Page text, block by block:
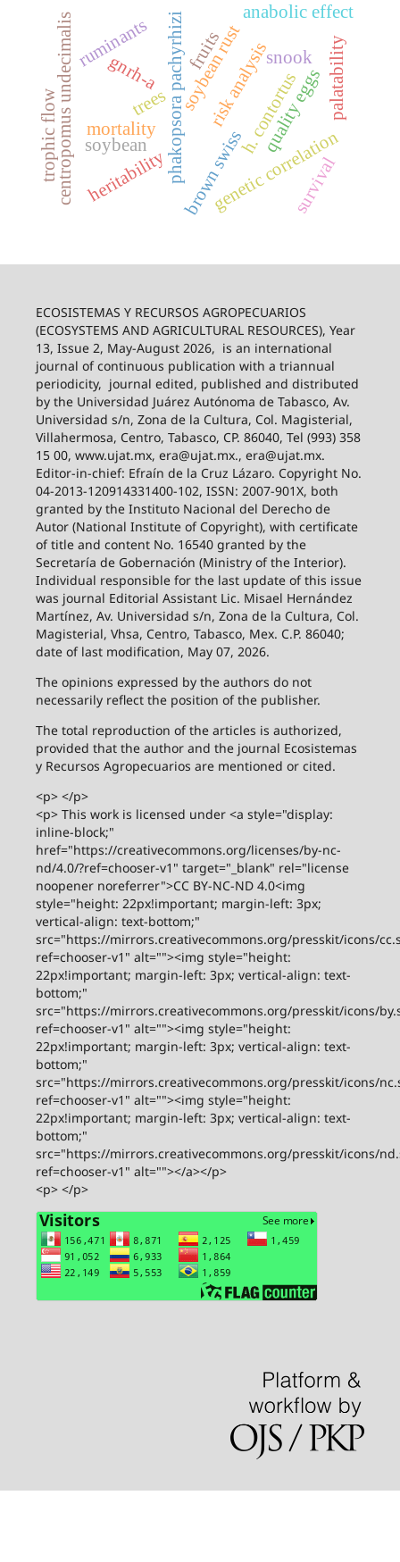
phakopsora pachyrhizi
soybean
soybean rust
risk analysis
brown swiss
heritability genetic correlation
h. contortus
centropomus undecimalis snook
gnrh-a quality eggspalatability
fruits
trees
ruminants
trophic flow mortality
anabolic effect
survival
ECOSISTEMAS Y RECURSOS AGROPECUARIOS
(ECOSYSTEMS AND AGRICULTURAL RESOURCES), Year
13, Issue 2, May-August 2026, is an international
journal of continuous publication with a triannual
periodicity, journal edited, published and distributed
by the Universidad Juárez Autónoma de Tabasco, Av.
Universidad s/n, Zona de la Cultura, Col. Magisterial,
Villahermosa, Centro, Tabasco, CP. 86040, Tel (993) 358
15 00, www.ujat.mx, era@ujat.mx., era@ujat.mx.
Editor-in-chief: Efraín de la Cruz Lázaro. Copyright No.
04-2013-120914331400-102, ISSN: 2007-901X, both
granted by the Instituto Nacional del Derecho de
Autor (National Institute of Copyright), with certificate
of title and content No. 16540 granted by the
Secretaría de Gobernación (Ministry of the Interior).
Individual responsible for the last update of this issue
was journal Editorial Assistant Lic. Misael Hernández
Martínez, Av. Universidad s/n, Zona de la Cultura, Col.
Magisterial, Vhsa, Centro, Tabasco, Mex. C.P. 86040;
date of last modification, May 07, 2026.
The opinions expressed by the authors do not
necessarily reflect the position of the publisher.
The total reproduction of the articles is authorized,
provided that the author and the journal Ecosistemas
y Recursos Agropecuarios are mentioned or cited.
<p> </p>
<p> This work is licensed under <a style="display:
inline-block;"
href="https://creativecommons.org/licenses/by-nc-
nd/4.0/?ref=chooser-v1" target="_blank" rel="license
noopener noreferrer">CC BY-NC-ND 4.0<img
style="height: 22px!important; margin-left: 3px;
vertical-align: text-bottom;"
src="https://mirrors.creativecommons.org/presskit/icons/
ref=chooser-v1" alt=""><img style="height:
22px!important; margin-left: 3px; vertical-align: text-
bottom;"
src="https://mirrors.creativecommons.org/presskit/icons/
ref=chooser-v1" alt=""><img style="height:
22px!important; margin-left: 3px; vertical-align: text-
bottom;"
src="https://mirrors.creativecommons.org/presskit/icons/
ref=chooser-v1" alt=""><img style="height:
22px!important; margin-left: 3px; vertical-align: text-
bottom;"
src="https://mirrors.creativecommons.org/presskit/icons/
ref=chooser-v1" alt=""></a></p>
<p> </p>